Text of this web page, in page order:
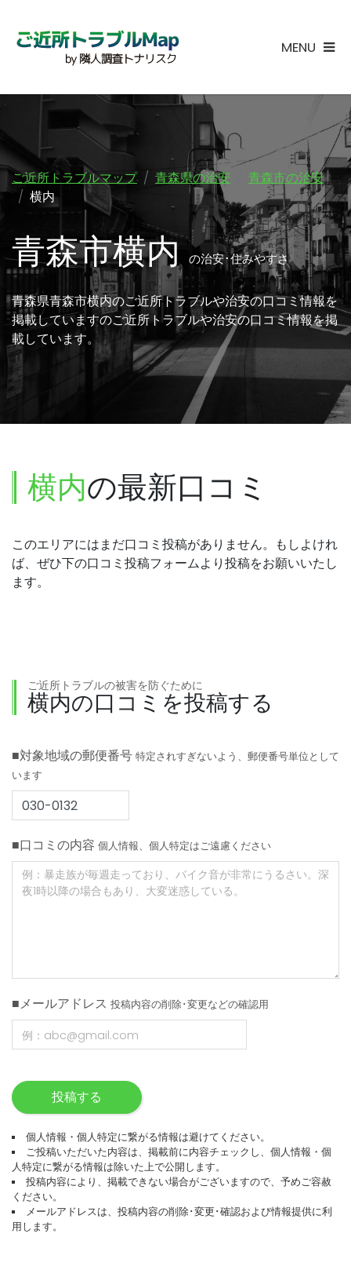
MENU
ご近所トラブルマップ 青森県の治安
青森市の治安
横内
青森市横内の治安･住みやすさ
青森県青森市横内のご近所トラブルや治安の口コミ情報を
掲載していますのご近所トラブルや治安の口コミ情報を掲
載しています。
横内の最新口コミ
このエリアにはまだ口コミ投稿がありません。もしよけれ
ば、ぜひ下の口コミ投稿フォームより投稿をお願いいたし
ます。
ご近所トラブルの被害を防ぐために
横内の口コミを投稿する
■対象地域の郵便番号 特定されすぎないよう、郵便番号単位として
います
■口コミの内容 個人情報、個人特定はご遠慮ください
■メールアドレス 投稿内容の削除･変更などの確認用
投稿する
個人情報・個人特定に繋がる情報は避けてください。
ご投稿いただいた内容は、掲載前に内容チェックし、個人情報・個
人特定に繋がる情報は除いた上で公開します。
投稿内容により、掲載できない場合がございますので、予めご容赦
ください。
メールアドレスは、投稿内容の削除･変更･確認および情報提供に利
用します。